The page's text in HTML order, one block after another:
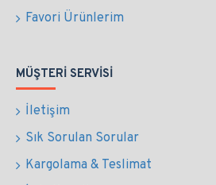
Favori Ürünlerim
MÜŞTERI SERVISI
İletişim
Sık Sorulan Sorular
Kargolama & Teslimat